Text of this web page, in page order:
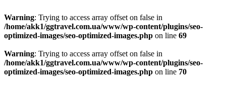
Warning: Trying to access array offset on false in
/home/akk1/ggtravel.com.ua/www/wp-content/plugins/seo-
optimized-images/seo-optimized-images.php on line 69
Warning: Trying to access array offset on false in
/home/akk1/ggtravel.com.ua/www/wp-content/plugins/seo-
optimized-images/seo-optimized-images.php on line 70